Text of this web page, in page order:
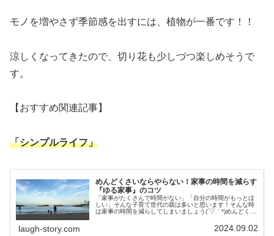
モノを増やさず季節感を出すには、植物が一番です！！
涼しくなってきたので、切り花も少しづつ楽しめそうで
す。
【おすすめ関連記事】
「シンプルライフ」
めんどくさいならやらない！家事の時間を減らす
『ゆる家事』のコツ
「家事がたくさんで時間がない」「自分の時間がもっとほ
しい」そんな子育て世代の親は多いと思います！そんな時
は家事の時間を減らしてしまいましょう(´▽｀*)めんどくさ
laugh-story.com 2024.09.02